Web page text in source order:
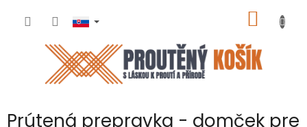
KOŠÍK
Prútená prepravka - domček pre